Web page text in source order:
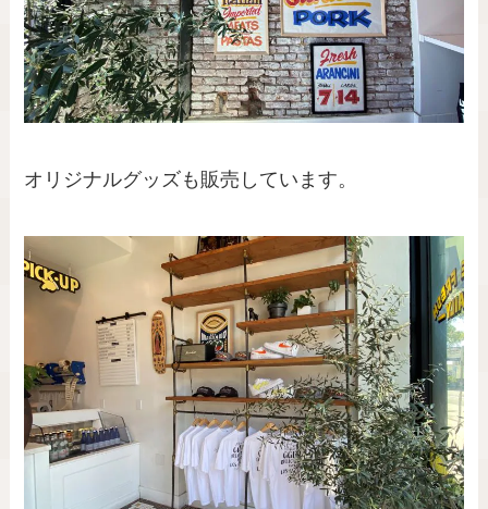
オリジナルグッズも販売しています。